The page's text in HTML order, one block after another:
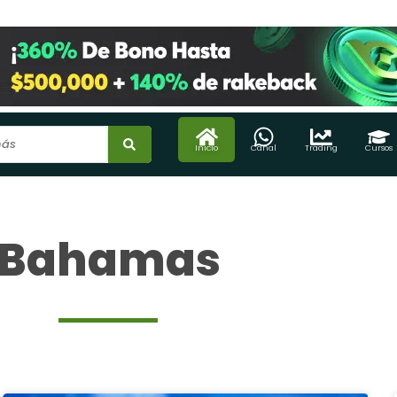
Inicio Canal Trading Cursos
Bahamas